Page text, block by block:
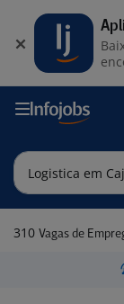
310 Vagas de